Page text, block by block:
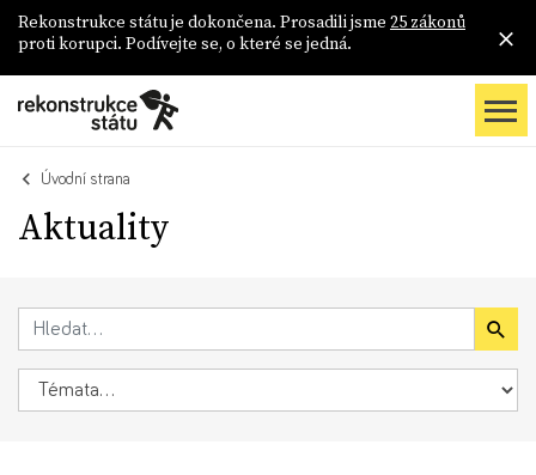
Rekonstrukce státu je dokončena. Prosadili jsme 25 zákonů
proti korupci. Podívejte se, o které se jedná.
Úvodní strana
Aktuality